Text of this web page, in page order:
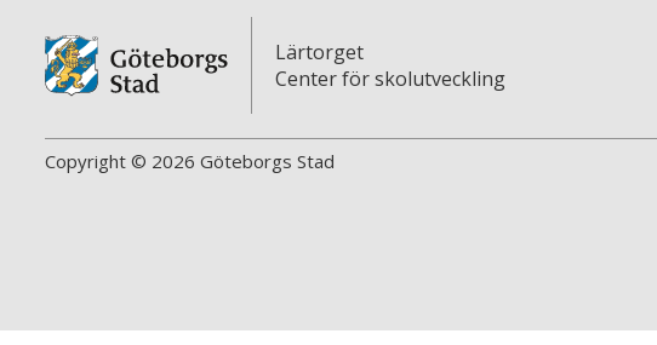
Lärtorget
Center för skolutveckling
Copyright © 2026 Göteborgs Stad